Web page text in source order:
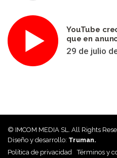
YouTube
que en
29 de julio
© IMCOM MEDIA SL. All Rights
Diseño y desarrollo: Truman.
Política de privacidad
Términos y